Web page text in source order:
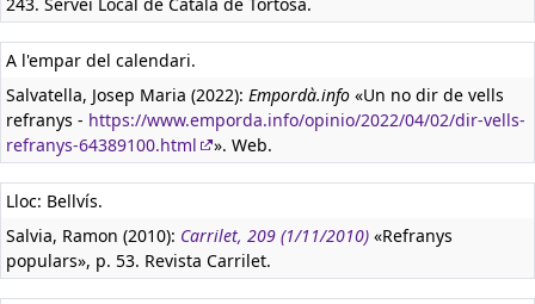
A l'empar del calendari.
Salvatella, Josep Maria (2022): Empordà.info «Un no dir de vells
refranys - https://www.emporda.info/opinio/2022/04/02/dir-vells-
refranys-64389100.html
». Web.
Lloc: Bellvís.
Salvia, Ramon (2010): Carrilet, 209 (1/11/2010) «Refranys
populars», p. 53. Revista Carrilet.